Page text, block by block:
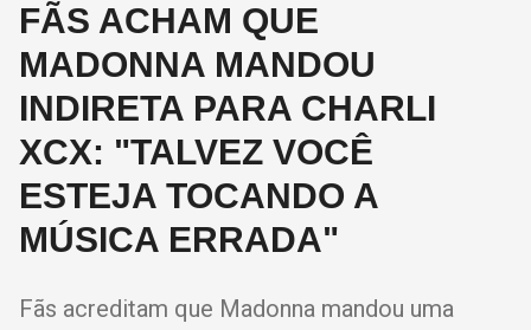
FÃS ACHAM QUE
MADONNA MANDOU
INDIRETA PARA CHARLI
XCX: "TALVEZ VOCÊ
ESTEJA TOCANDO A
MÚSICA ERRADA"
Fãs acreditam que Madonna mandou uma